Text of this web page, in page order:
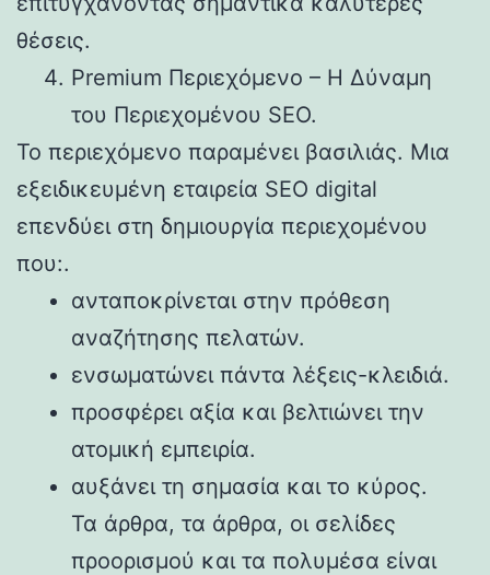
θέσεις.
Premium Περιεχόμενο – Η Δύναμη
του Περιεχομένου SEO.
Το περιεχόμενο παραμένει βασιλιάς. Μια
εξειδικευμένη εταιρεία SEO digital
επενδύει στη δημιουργία περιεχομένου
που:.
ανταποκρίνεται στην πρόθεση
αναζήτησης πελατών.
ενσωματώνει πάντα λέξεις-κλειδιά.
προσφέρει αξία και βελτιώνει την
ατομική εμπειρία.
αυξάνει τη σημασία και το κύρος.
Τα άρθρα, τα άρθρα, οι σελίδες
προορισμού και τα πολυμέσα είναι